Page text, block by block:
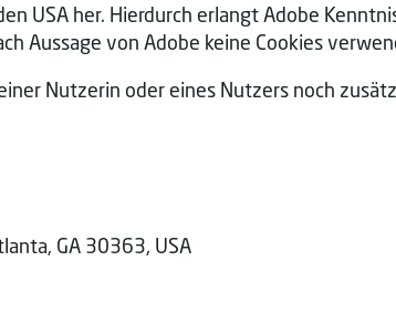
USA her. Hierdurch erlangt Adobe
Aussage von Adobe keine Cookies
Nutzerin oder eines Nutzers noch
GA 30363, USA